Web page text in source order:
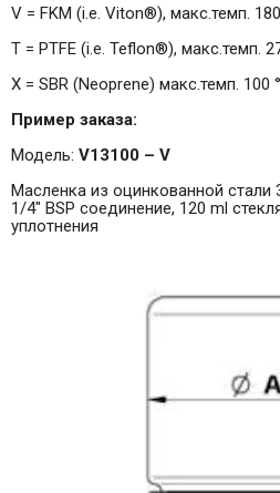
V = FKM (i.e. Viton®), макс.темп.
T = PTFE (i.e. Teflon®), макс.темп.
X = SBR (Neoprene) макс.темп. 100
Пример заказа:
Модель: V13100 – V
Масленка из оцинкованной стали
1/4" BSP соединение, 120 ml
уплотнения